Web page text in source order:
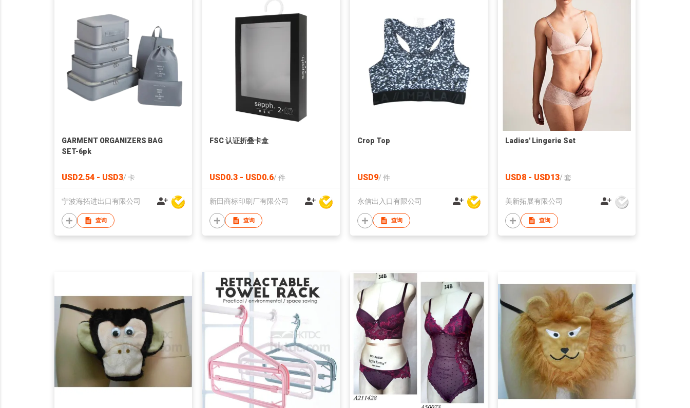
GARMENT ORGANIZERS BAG
SET-6pk
USD2.54 - USD3/ 卡
宁波海拓进出口有限公司
查询
FSC 认证折叠卡盒
USD0.3 - USD0.6/ 件
新田商标印刷厂有限公司
查询
Crop Top
USD9/ 件
永信出入口有限公司
查询
Ladies' Lingerie Set
USD8 - USD13/ 套
美新拓展有限公司
查询